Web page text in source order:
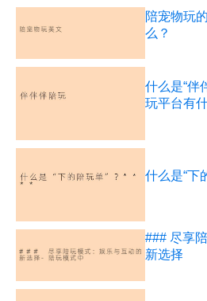
陪宠物玩
么？
什么是“伴
玩平台有
什么是“下
### 尽享
新选择